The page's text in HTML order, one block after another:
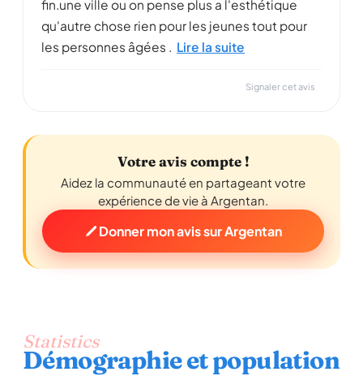
fin.une ville ou on pense plus a l'esthétique
qu'autre chose rien pour les jeunes tout pour
les personnes âgées . Lire la suite
Signaler cet avis
Votre avis compte !
Aidez la communauté en partageant votre
expérience de vie à Argentan.
Donner mon avis sur Argentan
Statistics
Démographie et population